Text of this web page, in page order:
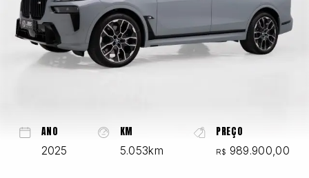
Caoa Changan
Caoa Chery
ANO
2025
KM
5.053km
PREÇO
R$ 989.900,00